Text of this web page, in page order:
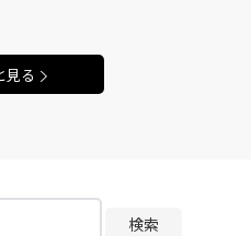
見る
検索